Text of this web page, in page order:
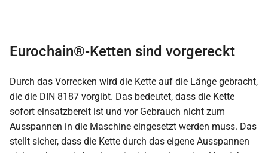
Eurochain®-Ketten sind vorgereckt
Durch das Vorrecken wird die Kette auf die Länge gebracht,
die die DIN 8187 vorgibt. Das bedeutet, dass die Kette
sofort einsatzbereit ist und vor Gebrauch nicht zum
Ausspannen in die Maschine eingesetzt werden muss. Das
stellt sicher, dass die Kette durch das eigene Ausspannen